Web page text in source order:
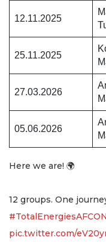
12.11.2025
25.11.2025
27.03.2026
05.06.2026
Here we are! 🌍
12 groups. One
pic.twitter.com/